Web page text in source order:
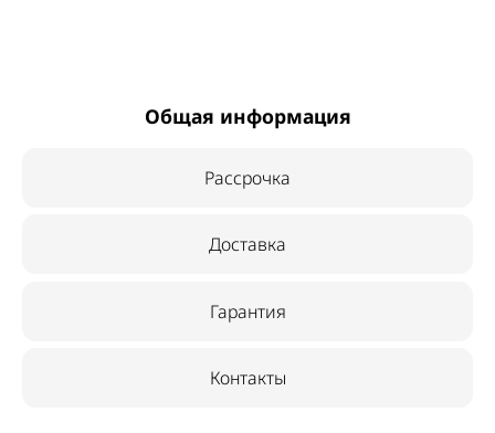
Общая информация
Рассрочка
Доставка
Гарантия
Контакты